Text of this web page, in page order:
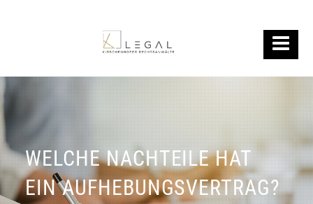
WELCHE NACHTEILE HAT
EIN AUFHEBUNGSVERTRAG?